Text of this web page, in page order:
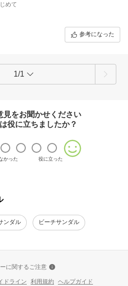
めて
参考になった
1/1
見をお聞かせください
役に立ちましたか？
かった 役に立った
ンダル ビーチサンダル
に関するご注意
ドライン 利用規約 ヘルプガイド